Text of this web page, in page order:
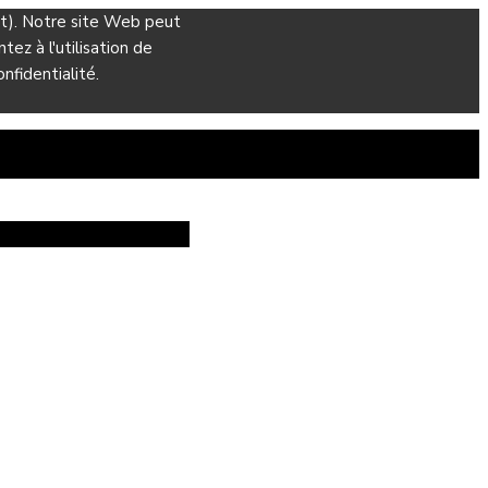
Notre site Web peut
à l'utilisation de